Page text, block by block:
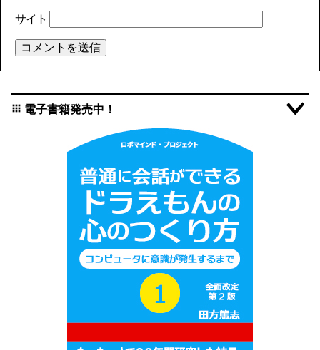
サイト
apps 電子書籍発売中！